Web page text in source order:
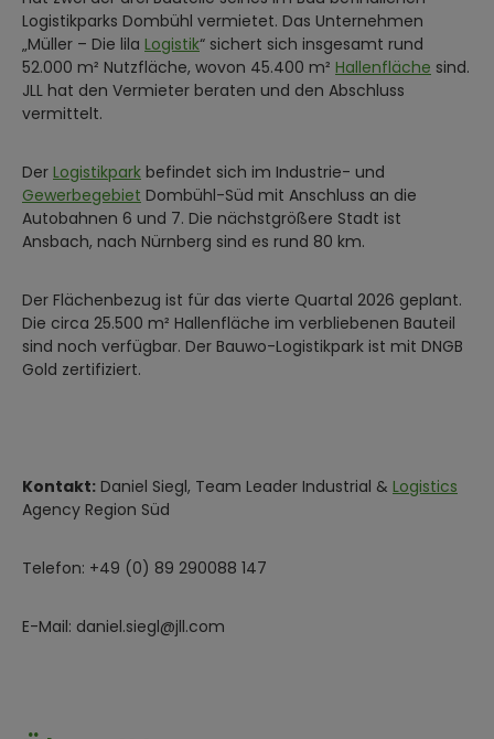
Logistikparks Dombühl vermietet. Das Unternehmen
„Müller – Die lila Logistik“ sichert sich insgesamt rund
52.000 m² Nutzfläche, wovon 45.400 m² Hallenfläche sind.
JLL hat den Vermieter beraten und den Abschluss
vermittelt.
Der Logistikpark befindet sich im Industrie- und
Gewerbegebiet Dombühl-Süd mit Anschluss an die
Autobahnen 6 und 7. Die nächstgrößere Stadt ist
Ansbach, nach Nürnberg sind es rund 80 km.
Der Flächenbezug ist für das vierte Quartal 2026 geplant.
Die circa 25.500 m² Hallenfläche im verbliebenen Bauteil
sind noch verfügbar. Der Bauwo-Logistikpark ist mit DNGB
Gold zertifiziert.
Kontakt: Daniel Siegl, Team Leader Industrial & Logistics
Agency Region Süd
Telefon: +49 (0) 89 290088 147
E-Mail: daniel.siegl@jll.com